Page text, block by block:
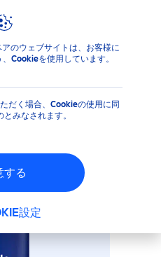
のウェブサイトは、お客様に
Cookieを使用しています。
だく場合、Cookieの使用に同
みなされます。
する
設定
ローション＆ミルク
ルク さっぱり